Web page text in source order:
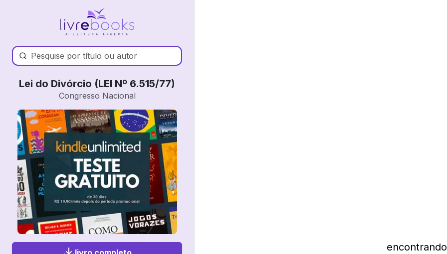
Lei do Divórcio (LEI Nº 6.515/77)
Congresso Nacional